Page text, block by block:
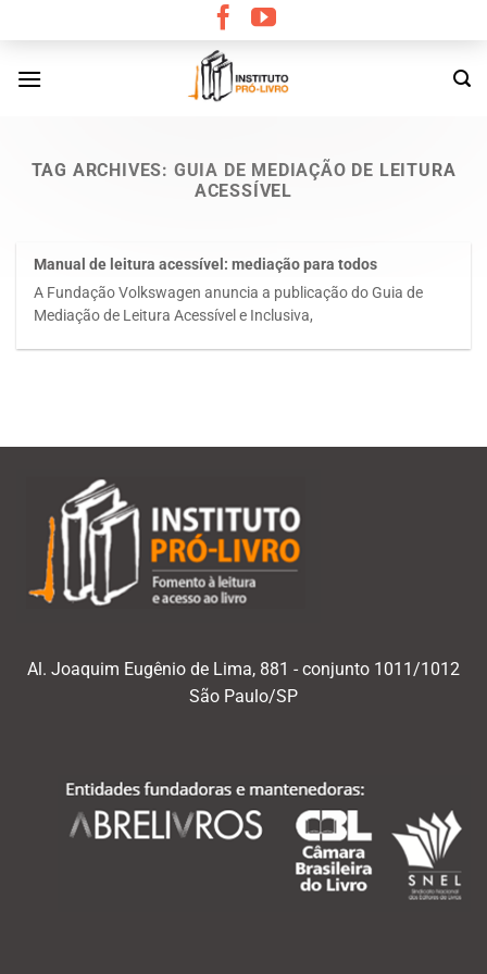
content
TAG ARCHIVES: GUIA DE MEDIAÇÃO DE LEITURA
ACESSÍVEL
Manual de leitura acessível: mediação para todos
A Fundação Volkswagen anuncia a publicação do Guia de
Mediação de Leitura Acessível e Inclusiva,
Al. Joaquim Eugênio de Lima, 881 - conjunto 1011/1012
São Paulo/SP